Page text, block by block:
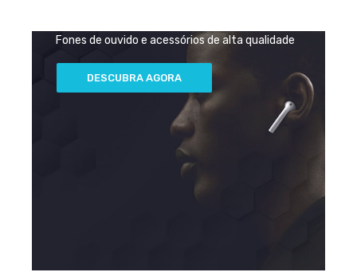
Fones de ouvido e acessórios de alta qualidade
DESCUBRA AGORA